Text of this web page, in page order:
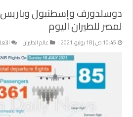
لمصر للطيران اليوم
10:45 ص | 18 يوليو، 2021 عالم الطيران